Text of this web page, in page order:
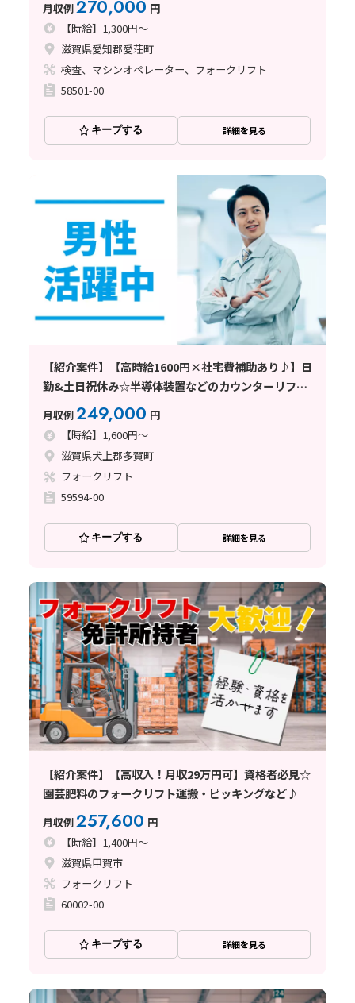
月収例270,000 円
【時給】1,300円～
滋賀県愛知郡愛荘町
検査、マシンオペレーター、フォークリフト
58501-00
キープする 詳細を見る
【紹介案件】【高時給1600円×社宅費補助あり♪】日
勤&土日祝休み☆半導体装置などのカウンターリフト
月収例249,000 円
【時給】1,600円～
滋賀県犬上郡多賀町
フォークリフト
59594-00
キープする 詳細を見る
【紹介案件】【高収入！月収29万円可】資格者必見☆
園芸肥料のフォークリフト運搬・ピッキングなど♪
月収例257,600 円
【時給】1,400円～
滋賀県甲賀市
フォークリフト
60002-00
キープする 詳細を見る